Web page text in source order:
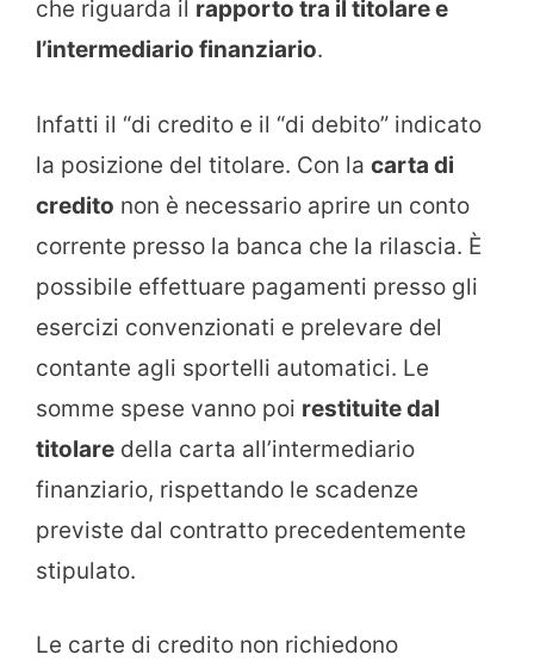
che riguarda il rapporto tra il titolare e
l’intermediario finanziario.
Infatti il “di credito e il “di debito” indicato
la posizione del titolare. Con la carta di
credito non è necessario aprire un conto
corrente presso la banca che la rilascia. È
possibile effettuare pagamenti presso gli
esercizi convenzionati e prelevare del
contante agli sportelli automatici. Le
somme spese vanno poi restituite dal
titolare della carta all’intermediario
finanziario, rispettando le scadenze
previste dal contratto precedentemente
stipulato.
Le carte di credito non richiedono